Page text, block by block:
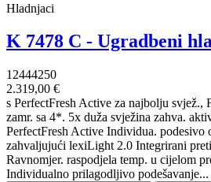
Hladnjaci
K 7478 C - Ugradbeni
12444250
2.319,00 €
s PerfectFresh Active za najbolju svjež.,
zamr. sa 4*. 5x duža svježina zahva.
PerfectFresh Active Individua. podesivo
zahvaljujući lexiLight 2.0 Integrirani
Ravnomjer. raspodjela temp. u cijelom
Individualno prilagodljivo podešavanje...